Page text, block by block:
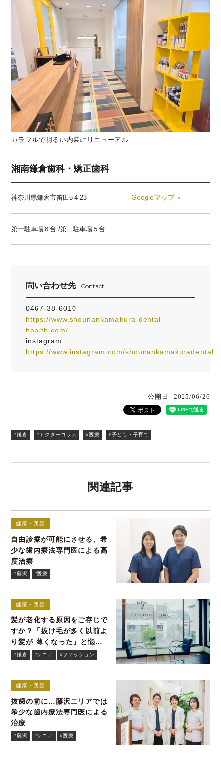
カラフルで明るい内装にリニューアル
湘南鎌倉歯科・矯正歯科
神奈川県鎌倉市笛田5-4-23 Googleマップ »
第一駐車場６台 /第二駐車場５台
問い合わせ先 Contact
0467-38-6010
https://www.shounankamakura-dental-
health.com/
instagram
https://www.instagram.com/shounankamakuradental
公開日 2025/06/26
#鎌倉 #ドクターコラム #医療 #子ども・子育て
関連記事
健康・美容
自由診療が可能にさせる、希
少な歯内療法専門医による高
度治療
#藤沢 #医療
健康・美容
髪が老化する原因をご存じで
すか？「抜け毛が多く以前よ
り髪が 薄くなった」と悩む
貴女へ
#鎌倉 #シニア #ファッション
健康・美容
抜歯の前に…藤沢エリアでは
希少な歯内療法専門医による
治療
#藤沢 #シニア #医療